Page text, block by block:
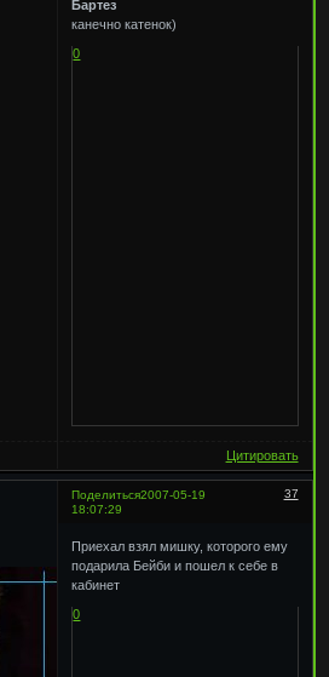
Бартез
канечно катенок)
0
Цитировать
Поделиться 37
2007-05-19
18:07:29
Приехал взял мишку, которого ему
подарила Бейби и пошел к себе в
кабинет
0